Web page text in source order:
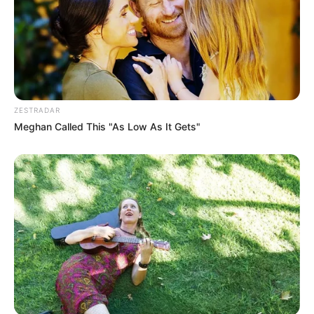
Categories
Gujarat
India
News 1,078
Astrology
health 463
Ajab Gajab 359
Politics 322
Bollywood 239
Crime 189
Vadodara 117
Delhi 76
ZESTRADAR
Meghan Called This "As Low As It Gets"